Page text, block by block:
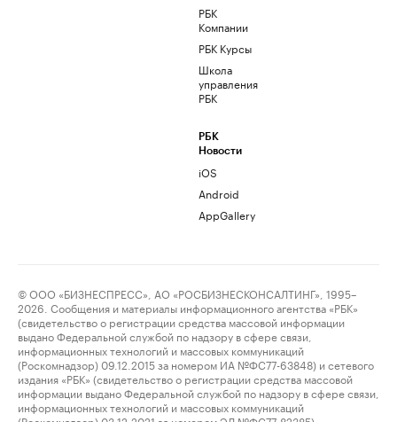
РБК
Компании
РБК Курсы
Школа
управления
РБК
РБК
Новости
iOS
Android
AppGallery
© ООО «БИЗНЕСПРЕСС», АО «РОСБИЗНЕСКОНСАЛТИНГ», 1995–
2026. Сообщения и материалы информационного агентства «РБК»
(свидетельство о регистрации средства массовой информации
выдано Федеральной службой по надзору в сфере связи,
информационных технологий и массовых коммуникаций
(Роскомнадзор) 09.12.2015 за номером ИА №ФС77-63848) и сетевого
издания «РБК» (свидетельство о регистрации средства массовой
информации выдано Федеральной службой по надзору в сфере связи,
информационных технологий и массовых коммуникаций